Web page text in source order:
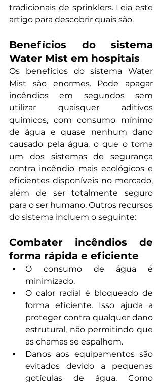
tradicionais de sprinklers. Leia este
artigo para descobrir quais são.
Benefícios do sistema
Water Mist em hospitais
Os benefícios do sistema Water
Mist são enormes. Pode apagar
incêndios em segundos sem
utilizar quaisquer aditivos
químicos, com consumo mínimo
de água e quase nenhum dano
causado pela água, o que o torna
um dos sistemas de segurança
contra incêndio mais ecológicos e
eficientes disponíveis no mercado,
além de ser totalmente seguro
para o ser humano. Outros recursos
do sistema incluem o seguinte:
Combater incêndios de
forma rápida e eficiente
O consumo de água é
minimizado.
O calor radial é bloqueado de
forma eficiente. Isso ajuda a
proteger contra qualquer dano
estrutural, não permitindo que
as chamas se espalhem.
Danos aos equipamentos são
evitados devido a pequenas
gotículas de água. Como